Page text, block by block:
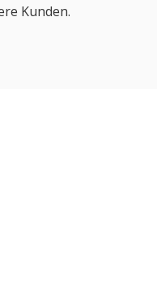
Kunden.